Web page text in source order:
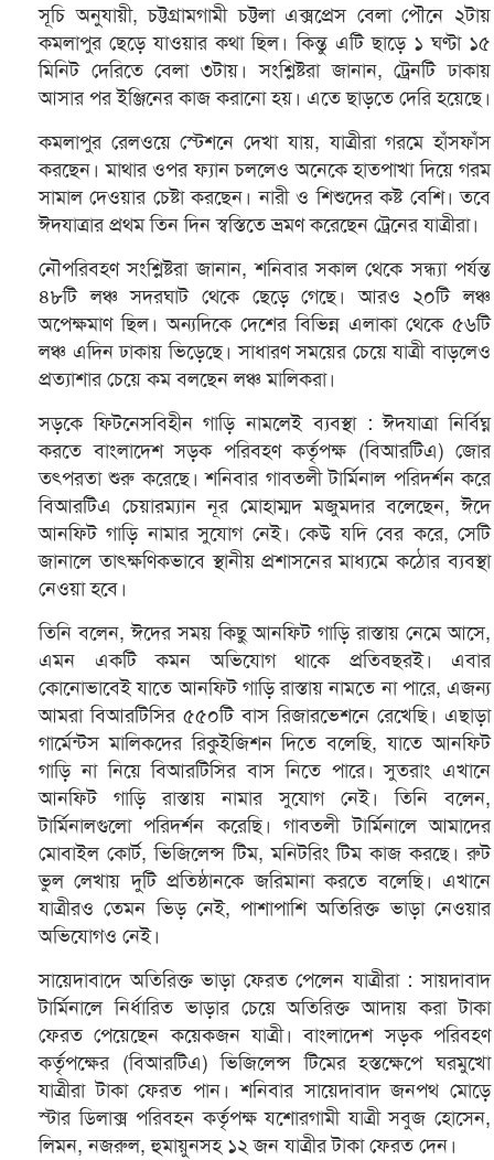
সূচি অনুযায়ী, চট্টগ্রামগামী চট্টলা এক্সপ্রেস বেলা পৌনে ২টায়
কমলাপুর ছেড়ে যাওয়ার কথা ছিল। কিন্তু এটি ছাড়ে ১ ঘণ্টা ১৫
মিনিট দেরিতে বেলা ৩টায়। সংশ্লিষ্টরা জানান, ট্রেনটি ঢাকায়
আসার পর ইঞ্জিনের কাজ করানো হয়। এতে ছাড়তে দেরি হয়েছে।
কমলাপুর রেলওয়ে স্টেশনে দেখা যায়, যাত্রীরা গরমে হাঁসফাঁস
করছেন। মাথার ওপর ফ্যান চললেও অনেকে হাতপাখা দিয়ে গরম
সামাল দেওয়ার চেষ্টা করছেন। নারী ও শিশুদের কষ্ট বেশি। তবে
ঈদযাত্রার প্রথম তিন দিন স্বস্তিতে ভ্রমণ করেছেন ট্রেনের যাত্রীরা।
নৌপরিবহণ সংশ্লিষ্টরা জানান, শনিবার সকাল থেকে সন্ধ্যা পর্যন্ত
৪৮টি লঞ্চ সদরঘাট থেকে ছেড়ে গেছে। আরও ২০টি লঞ্চ
অপেক্ষমাণ ছিল। অন্যদিকে দেশের বিভিন্ন এলাকা থেকে ৫৬টি
লঞ্চ এদিন ঢাকায় ভিড়েছে। সাধারণ সময়ের চেয়ে যাত্রী বাড়লেও
প্রত্যাশার চেয়ে কম বলছেন লঞ্চ মালিকরা।
সড়কে ফিটনেসবিহীন গাড়ি নামলেই ব্যবস্থা : ঈদযাত্রা নির্বিঘ্ন
করতে বাংলাদেশ সড়ক পরিবহণ কর্তৃপক্ষ (বিআরটিএ) জোর
তৎপরতা শুরু করেছে। শনিবার গাবতলী টার্মিনাল পরিদর্শন করে
বিআরটিএ চেয়ারম্যান নূর মোহাম্মদ মজুমদার বলেছেন, ঈদে
আনফিট গাড়ি নামার সুযোগ নেই। কেউ যদি বের করে, সেটি
জানালে তাৎক্ষণিকভাবে স্থানীয় প্রশাসনের মাধ্যমে কঠোর ব্যবস্থা
নেওয়া হবে।
তিনি বলেন, ঈদের সময় কিছু আনফিট গাড়ি রাস্তায় নেমে আসে,
এমন একটি কমন অভিযোগ থাকে প্রতিবছরই। এবার
কোনোভাবেই যাতে আনফিট গাড়ি রাস্তায় নামতে না পারে, এজন্য
আমরা বিআরটিসির ৫৫০টি বাস রিজারভেশনে রেখেছি। এছাড়া
গার্মেন্টস মালিকদের রিকুইজিশন দিতে বলেছি, যাতে আনফিট
গাড়ি না নিয়ে বিআরটিসির বাস নিতে পারে। সুতরাং এখানে
আনফিট গাড়ি রাস্তায় নামার সুযোগ নেই। তিনি বলেন,
টার্মিনালগুলো পরিদর্শন করেছি। গাবতলী টার্মিনালে আমাদের
মোবাইল কোর্ট, ভিজিলেন্স টিম, মনিটরিং টিম কাজ করছে। রুট
ভুল লেখায় দুটি প্রতিষ্ঠানকে জরিমানা করতে বলেছি। এখানে
যাত্রীরও তেমন ভিড় নেই, পাশাপাশি অতিরিক্ত ভাড়া নেওয়ার
অভিযোগও নেই।
সায়েদাবাদে অতিরিক্ত ভাড়া ফেরত পেলেন যাত্রীরা : সায়দাবাদ
টার্মিনালে নির্ধারিত ভাড়ার চেয়ে অতিরিক্ত আদায় করা টাকা
ফেরত পেয়েছেন কয়েকজন যাত্রী। বাংলাদেশ সড়ক পরিবহণ
কর্তৃপক্ষের (বিআরটিএ) ভিজিলেন্স টিমের হস্তক্ষেপে ঘরমুখো
যাত্রীরা টাকা ফেরত পান। শনিবার সায়েদাবাদ জনপথ মোড়ে
স্টার ডিলাক্স পরিবহন কর্তৃপক্ষ যশোরগামী যাত্রী সবুজ হোসেন,
লিমন, নজরুল, হুমায়ুনসহ ১২ জন যাত্রীর টাকা ফেরত দেন।